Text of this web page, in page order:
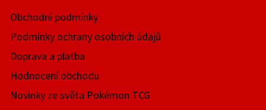
Obchodní podmínky
Podmínky ochrany osobních údajů
Doprava a platba
Hodnocení obchodu
Novinky ze světa Pokémon TCG